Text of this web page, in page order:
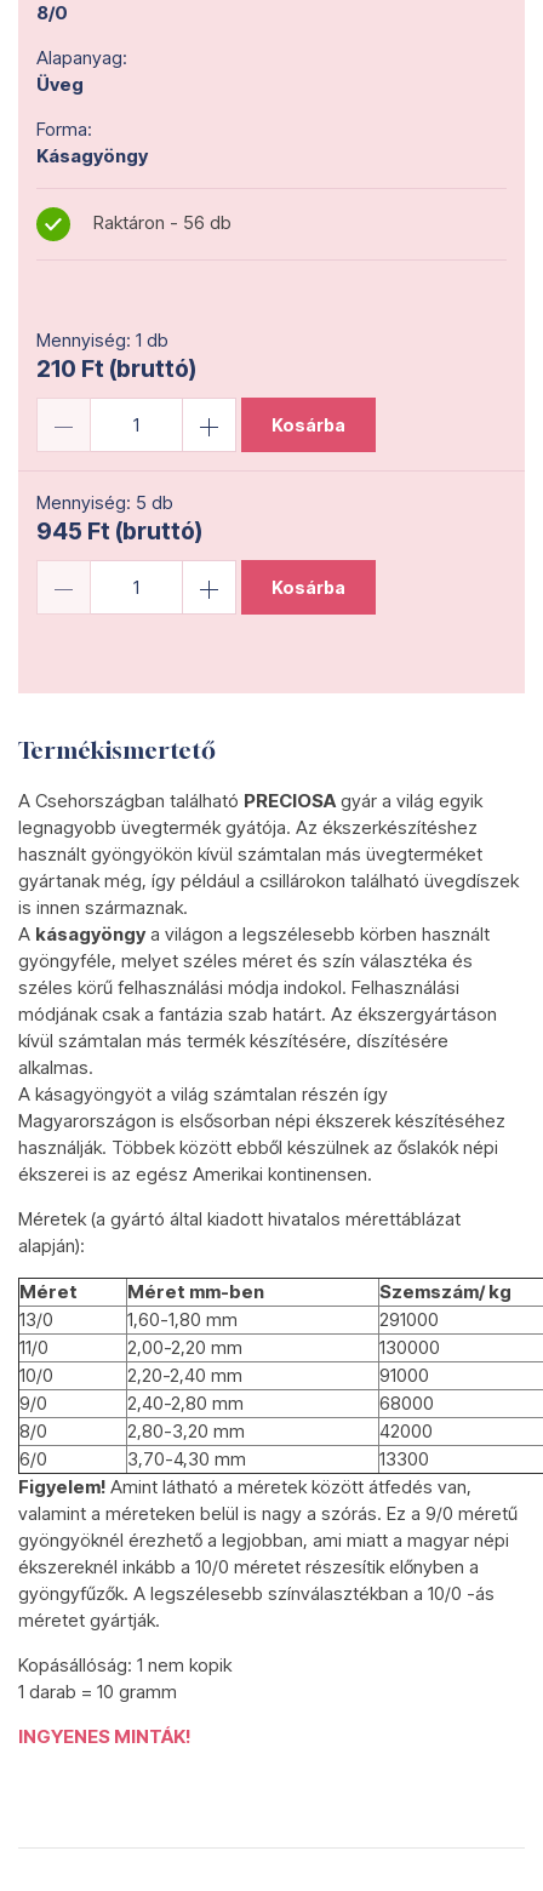
8/0
Alapanyag:
Üveg
Forma:
Kásagyöngy
Raktáron - 56 db
Mennyiség: 1 db
210 Ft (bruttó)
Kosárba
Mennyiség: 5 db
945 Ft (bruttó)
Kosárba
Termékismertető
A Csehországban található PRECIOSAgyár a világ egyik
legnagyobb üvegtermék gyátója. Az ékszerkészítéshez
használt gyöngyökön kívül számtalan más üvegterméket
gyártanak még, így például a csillárokon található üvegdíszek
is innen származnak.
A kásagyöngy a világon a legszélesebb körben használt
gyöngyféle, melyet széles méret és szín választéka és
széles körű felhasználási módja indokol. Felhasználási
módjának csak a fantázia szab határt. Az ékszergyártáson
kívül számtalan más termék készítésére, díszítésére
alkalmas.
A kásagyöngyöt a világ számtalan részén így
Magyarországon is elsősorban népi ékszerek készítéséhez
használják. Többek között ebből készülnek az őslakók népi
ékszerei is az egész Amerikai kontinensen.
Méretek (a gyártó által kiadott hivatalos mérettáblázat
alapján):
Méret
Méret mm-ben
Szemszám/ kg
13/0
1,60-1,80 mm
291000
11/0
2,00-2,20 mm
130000
10/0
2,20-2,40 mm
91000
9/0
2,40-2,80 mm
68000
8/0
2,80-3,20 mm
42000
6/0
3,70-4,30 mm
13300
Figyelem! Amint látható a méretek között átfedés van,
valamint a méreteken belül is nagy a szórás. Ez a 9/0 méretű
gyöngyöknél érezhető a legjobban, ami miatt a magyar népi
ékszereknél inkább a 10/0 méretet részesítik előnyben a
gyöngyfűzők. A legszélesebb színválasztékban a 10/0 -ás
méretet gyártják.
Kopásállóság: 1 nem kopik
1 darab = 10 gramm
INGYENES MINTÁK!